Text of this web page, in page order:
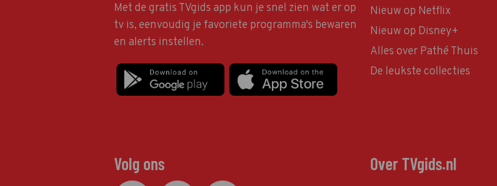
Met de gratis TVgids app kun je snel zien wat er op
tv is, eenvoudig je favoriete programma's bewaren
en alerts instellen.
Nieuw op Netflix
Nieuw op Disney+
Alles over Pathé Thuis
De leukste collecties
Volg ons Over TVgids.nl